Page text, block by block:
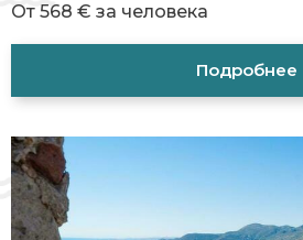
От 568 € за человека
Подробнее